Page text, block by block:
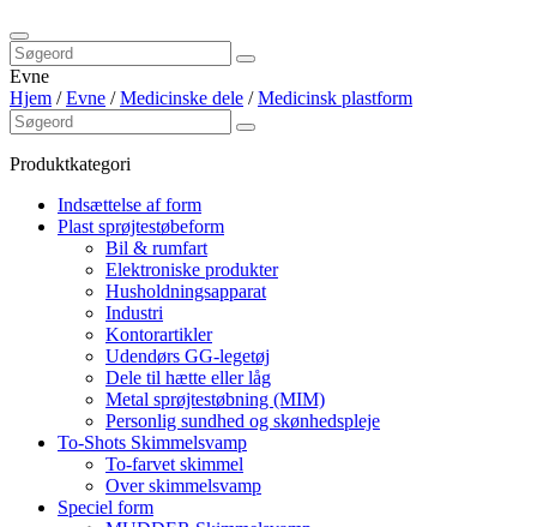
Evne
Hjem /Evne /Medicinske dele /Medicinsk plastform
Produktkategori
Indsættelse af form
Plast sprøjtestøbeform
Bil & rumfart
Elektroniske produkter
Husholdningsapparat
Industri
Kontorartikler
Udendørs GG-legetøj
Dele til hætte eller låg
Metal sprøjtestøbning (MIM)
Personlig sundhed og skønhedspleje
To-Shots Skimmelsvamp
To-farvet skimmel
Over skimmelsvamp
Speciel form